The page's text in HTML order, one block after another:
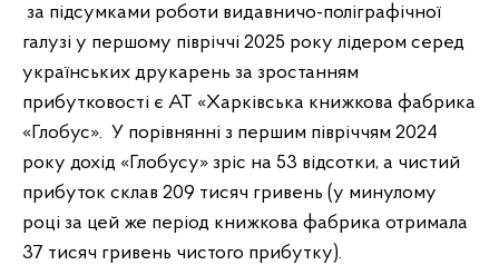
за підсумками роботи видавничо-поліграфічної
галузі у першому півріччі 2025 року лідером серед
українських друкарень за зростанням
прибутковості є АТ «Харківська книжкова фабрика
«Глобус». У порівнянні з першим півріччям 2024
року дохід «Глобусу» зріс на 53 відсотки, а чистий
прибуток склав 209 тисяч гривень (у минулому
році за цей же період книжкова фабрика отримала
37 тисяч гривень чистого прибутку).